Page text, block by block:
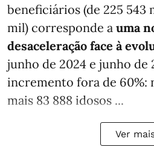
beneficiários (de 225 543
mil) corresponde a uma
desaceleração face à
junho de 2024 e junho de
incremento fora de 60%:
mais 83 888 idosos ...
Ver